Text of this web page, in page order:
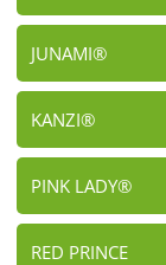
JUNAMI®
KANZI®
PINK LADY®
RED PRINCE